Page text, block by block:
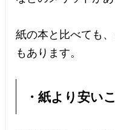
紙の本と比べても
もあります。
・紙より安い